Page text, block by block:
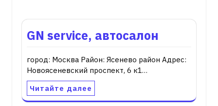
GN service, автосалон
город: Москва Район: Ясенево район Адрес:
Новоясеневский проспект, 6 к1…
Читайте далее